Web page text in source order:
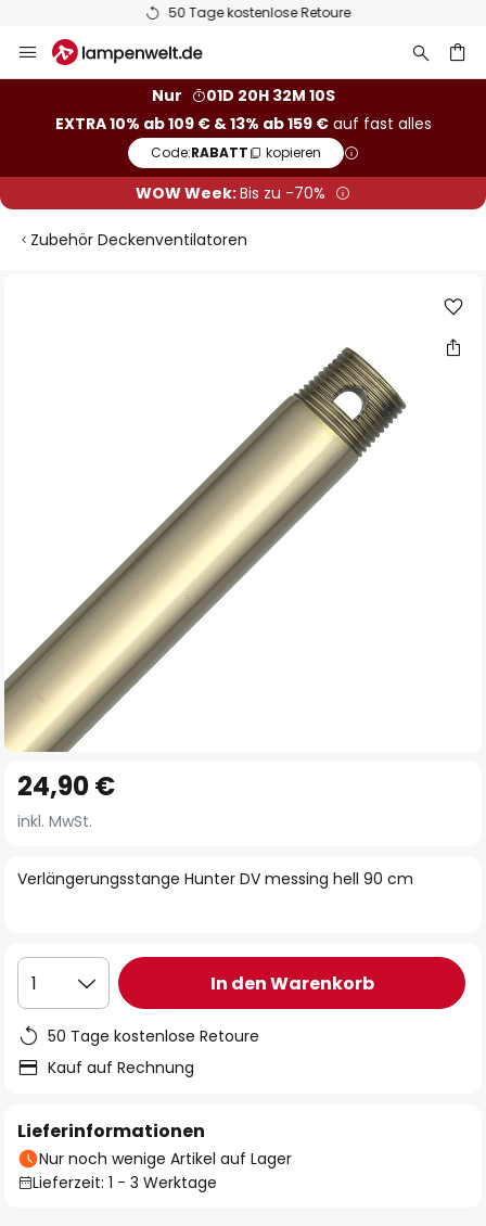
50 Tage kostenlose Retoure
Inhalt
Nur
01D 20H 32M 10S
EXTRA 10% ab 109 € & 13% ab 159 €auf fast alles
Code:RABATT kopieren
WOW Week:Bis zu -70%
Zubehör Deckenventilatoren
Anfang
der
springen
Verlängerungsstange Hunter DV messing hell 90 cm
24,90 €
inkl. MwSt.
1 In den Warenkorb
50 Tage kostenlose Retoure
Kauf auf Rechnung
Lieferinformationen
Nur noch wenige Artikel auf Lager
Lieferzeit: 1 - 3 Werktage